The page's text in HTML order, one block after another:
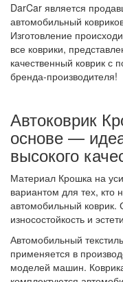
DarCar является
автомобильный
Изготовление
все коврики,
качественный коврик с
бренда-производителя!
Автоковрик
основе —
высокого
Материал Крошка на
вариантом для тех, кто
автомобильный коврик.
износостойкость и
Автомобильный
применяется в
моделей машин.